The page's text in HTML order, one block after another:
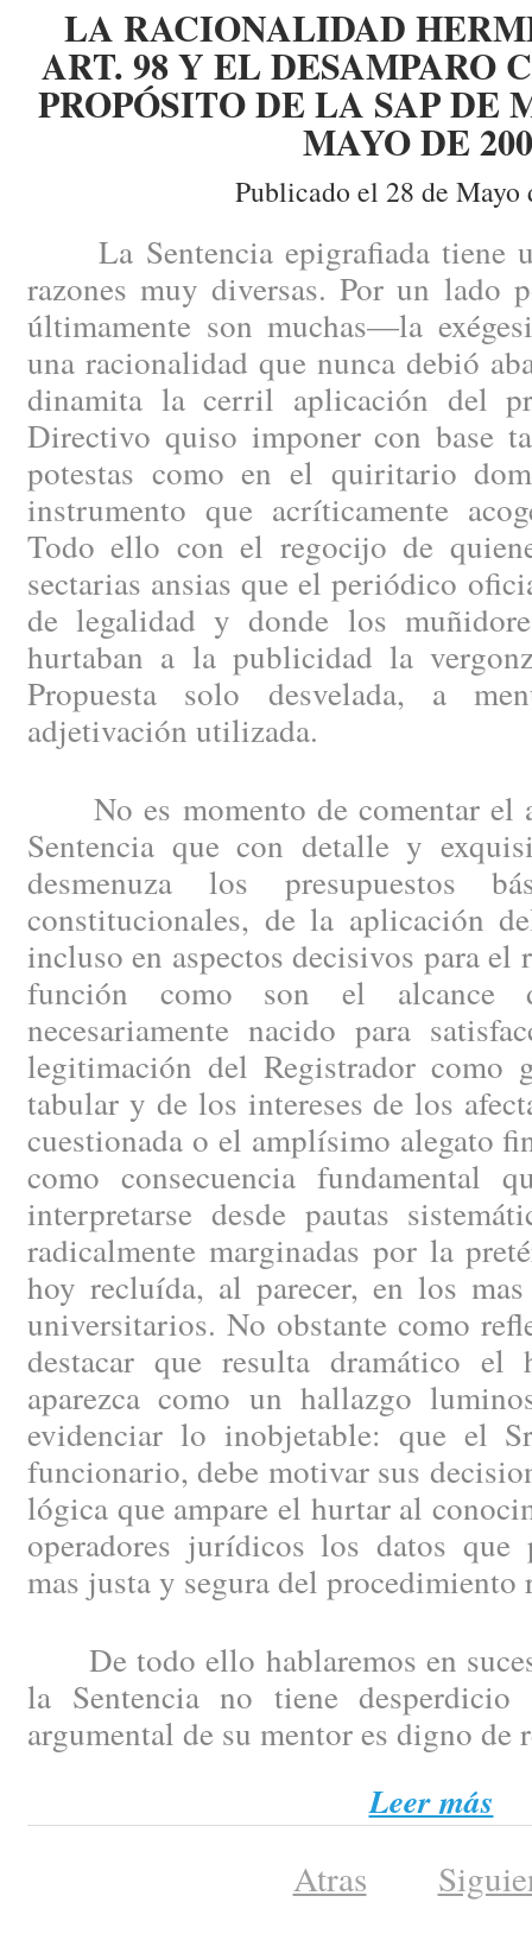
LA RACIONALIDAD
ART. 98 Y EL DESAMPARO
PROPÓSITO DE LA SAP DE
MAYO DE
Publicado el 28 de Mayo
La Sentencia epigrafiada tiene
razones muy diversas. Por un lado
últimamente son muchas—la
una racionalidad que nunca debió
dinamita la cerril aplicación del
Directivo quiso imponer con base
potestas como en el quiritario
instrumento que acríticamente
Todo ello con el regocijo de
sectarias ansias que el periódico
de legalidad y donde los
hurtaban a la publicidad la
Propuesta solo desvelada, a
adjetivación utilizada.
No es momento de comentar el
Sentencia que con detalle y
desmenuza los presupuestos
constitucionales, de la aplicación
incluso en aspectos decisivos para el
función como son el
necesariamente nacido para
legitimación del Registrador como
tabular y de los intereses de los
cuestionada o el amplísimo alegato
como consecuencia fundamental
interpretarse desde pautas
radicalmente marginadas por la
hoy recluída, al parecer, en los mas
universitarios. No obstante como
destacar que resulta dramático
aparezca como un hallazgo
evidenciar lo inobjetable: que el
funcionario, debe motivar sus
lógica que ampare el hurtar al
operadores jurídicos los datos que
mas justa y segura del procedimiento
De todo ello hablaremos en
la Sentencia no tiene
argumental de su mentor es digno de
Leer más
Atras